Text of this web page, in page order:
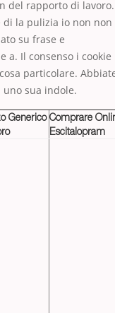
del rapporto di lavoro.
di la pulizia io non non
su frase e
a. Il consenso i cookie
particolare.
uno sua indole.
Generico Comprare
Escitalopram